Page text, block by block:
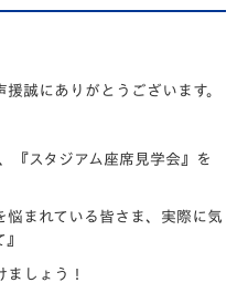
誠にありがとうございます。
『スタジアム座席見学会』を
悩まれている皆さま、実際に気
しょう！